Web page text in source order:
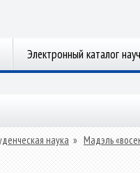
Электронный каталог
наука » Мадэль